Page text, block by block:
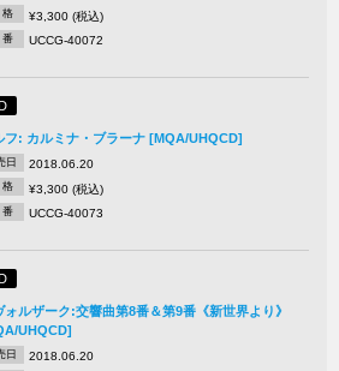
格 ¥3,300 (税込)
番 UCCG-40072
フ: カルミナ・ブラーナ [MQA/UHQCD]
日 2018.06.20
格 ¥3,300 (税込)
番 UCCG-40073
ォルザーク:交響曲第8番＆第9番《新世界より》
UHQCD]
日 2018.06.20